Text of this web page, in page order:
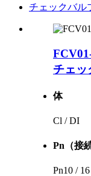
チェックバル
チェッ
体
Cl / DI
Pn（接続
Pn10 / 16